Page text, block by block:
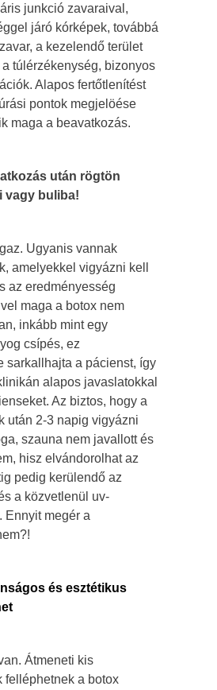
junkció zavaraival,
járó kórképek, továbbá
a kezelendő terület
túlérzékenység, bizonyos
Alapos fertőtlenítést
pontok megjelöése
maga a beavatkozás.
után rögtön
vagy buliba!
Ugyanis vannak
amelyekkel vigyázni kell
az eredményesség
maga a botox nem
inkább mint egy
csípés, ez
sarkallhajta a pácienst, így
alapos javaslatokkal
Az biztos, hogy a
után 2-3 napig vigyázni
szauna nem javallott és
hisz elvándorolhat az
pedig kerülendő az
a közvetlenül uv-
Ennyit megér a
és esztétikus
Átmeneti kis
felléphetnek a botox